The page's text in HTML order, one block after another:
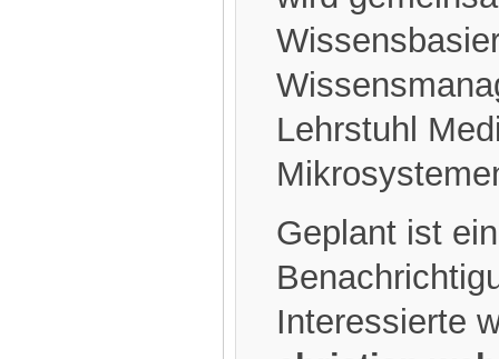
Lehrstuhl
Geplant ist
Interessierte